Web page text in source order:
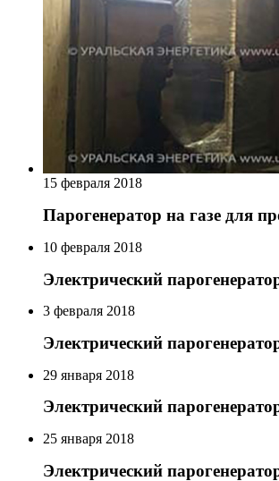
15 февраля 2018
Парогенератор на газе для
10 февраля 2018
Электрический
3 февраля 2018
Электрический
29 января 2018
Электрический
25 января 2018
Электрический